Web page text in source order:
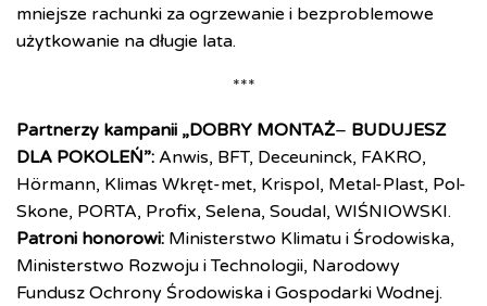
mniejsze rachunki za ogrzewanie i bezproblemowe
użytkowanie na długie lata.
***
Partnerzy kampanii „DOBRY MONTAŻ– BUDUJESZ
DLA POKOLEŃ”: Anwis, BFT, Deceuninck, FAKRO,
Hörmann, Klimas Wkręt-met, Krispol, Metal-Plast, Pol-
Skone, PORTA, Profix, Selena, Soudal, WIŚNIOWSKI.
Patroni honorowi: Ministerstwo Klimatu i Środowiska,
Ministerstwo Rozwoju i Technologii, Narodowy
Fundusz Ochrony Środowiska i Gospodarki Wodnej.